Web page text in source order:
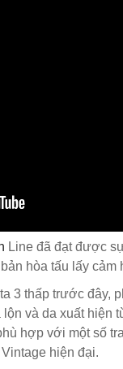
Line đã đạt được
hòa tấu lấy cảm
3 thấp trước đây,
và da xuất
hợp với một số
Vintage hiện đại.